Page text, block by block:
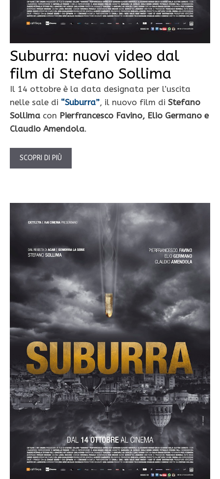
Suburra: nuovi video dal
film di Stefano Sollima
Il 14 ottobre è la data designata per l’uscita
nelle sale di “Suburra”, il nuovo film di Stefano
Sollima con Pierfrancesco Favino, Elio Germano e
Claudio Amendola.
SCOPRI DI PIÙ